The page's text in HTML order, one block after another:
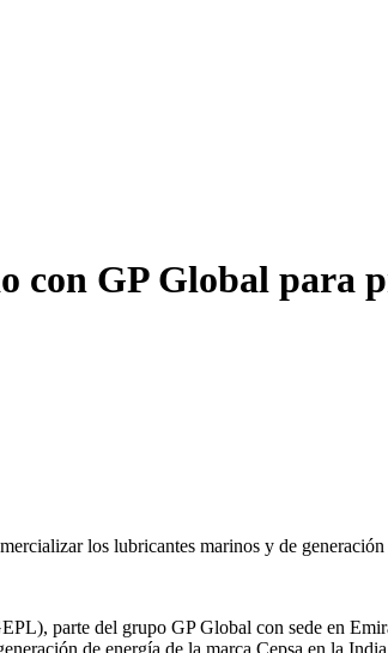
con GP Global para
los lubricantes marinos y de
parte del grupo GP Global con sede en
de energía de la marca Cepsa en la